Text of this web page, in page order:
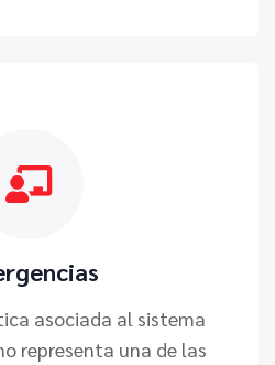
asociada al sistema
representa una de las